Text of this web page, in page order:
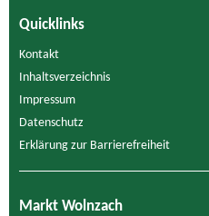
Quicklinks
Kontakt
Inhaltsverzeichnis
Impressum
Datenschutz
Erklärung zur Barrierefreiheit
Markt Wolnzach